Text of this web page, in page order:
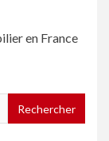
en France